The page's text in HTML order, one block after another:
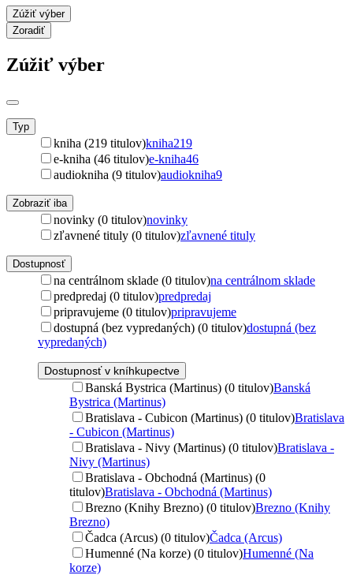
Zúžiť výber
Zoradiť
Zúžiť výber
Typ
kniha (219 titulov)kniha219
e-kniha (46 titulov)e-kniha46
audiokniha (9 titulov)audiokniha9
Zobraziť iba
novinky (0 titulov)novinky
zľavnené tituly (0 titulov)zľavnené tituly
Dostupnosť
na centrálnom sklade (0 titulov)na centrálnom sklade
predpredaj (0 titulov)predpredaj
pripravujeme (0 titulov)pripravujeme
dostupná (bez vypredaných) (0 titulov)dostupná (bez
vypredaných)
Dostupnosť v kníhkupectve
Banská Bystrica (Martinus) (0 titulov)Banská
Bystrica (Martinus)
Bratislava - Cubicon (Martinus) (0 titulov)Bratislava
- Cubicon (Martinus)
Bratislava - Nivy (Martinus) (0 titulov)Bratislava -
Nivy (Martinus)
Bratislava - Obchodná (Martinus) (0
titulov)Bratislava - Obchodná (Martinus)
Brezno (Knihy Brezno) (0 titulov)Brezno (Knihy
Brezno)
Čadca (Arcus) (0 titulov)Čadca (Arcus)
Humenné (Na korze) (0 titulov)Humenné (Na
korze)